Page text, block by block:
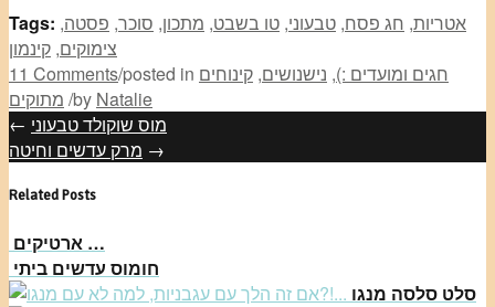
Tags: אטריות, חג פסח, טבעוני, טו בשבט, מתכון, סוכר, פסטה,
צימוקים, קינמון
11 Comments/posted in חגים ומועדים :), נישנושים, קינוחים
מתוקים /by Natalie
← מוס שוקולד טבעוני
מרק עדשים וחיטה →
Related Posts
ארטיקים …
חומוס עדשים ביתי
סלט סלסה מנגו